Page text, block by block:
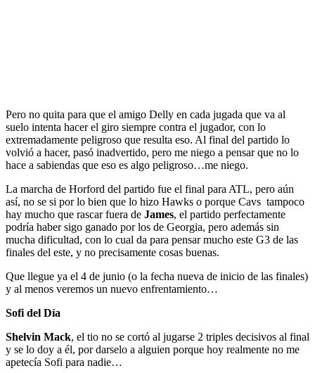
Pero no quita para que el amigo Delly en cada jugada que va al
suelo intenta hacer el giro siempre contra el jugador, con lo
extremadamente peligroso que resulta eso. Al final del partido lo
volvió a hacer, pasó inadvertido, pero me niego a pensar que no lo
hace a sabiendas que eso es algo peligroso…me niego.
La marcha de Horford del partido fue el final para ATL, pero aún
así, no se si por lo bien que lo hizo Hawks o porque Cavs tampoco
hay mucho que rascar fuera de James, el partido perfectamente
podría haber sigo ganado por los de Georgia, pero además sin
mucha dificultad, con lo cual da para pensar mucho este G3 de las
finales del este, y no precisamente cosas buenas.
Que llegue ya el 4 de junio (o la fecha nueva de inicio de las finales)
y al menos veremos un nuevo enfrentamiento…
Sofi del Día
Shelvin Mack, el tio no se cortó al jugarse 2 triples decisivos al final
y se lo doy a él, por darselo a alguien porque hoy realmente no me
apetecía Sofi para nadie…